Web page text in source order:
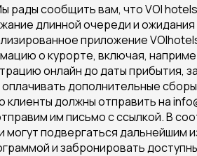
рады сообщить вам, что VOI
длинной очереди и
приложение
о курорте, включая,
онлайн до даты прибытия,
дополнительные
клиенты должны отправить на
им письмо с ссылкой. В
могут подвергаться дальнейшим
и забронировать